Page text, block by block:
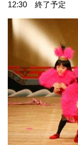
12:30 終了予定